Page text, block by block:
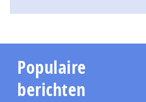
Populaire
berichten